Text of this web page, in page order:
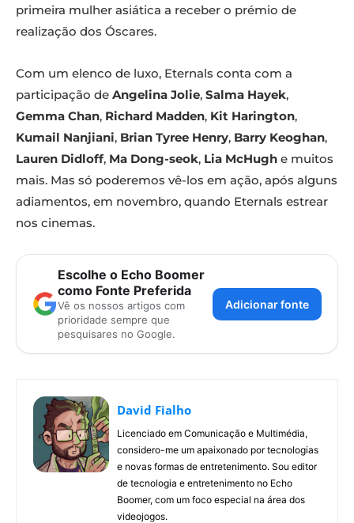
primeira mulher asiática a receber o prémio de
realização dos Óscares.
Com um elenco de luxo, Eternals conta com a
participação de Angelina Jolie, Salma Hayek,
Gemma Chan, Richard Madden, Kit Harington,
Kumail Nanjiani, Brian Tyree Henry, Barry Keoghan,
Lauren Didloff, Ma Dong-seok, Lia McHugh e muitos
mais. Mas só poderemos vê-los em ação, após alguns
adiamentos, em novembro, quando Eternals estrear
nos cinemas.
Escolhe o Echo Boomer
como Fonte Preferida
Vê os nossos artigos com
prioridade sempre que
pesquisares no Google.
Adicionar fonte
David Fialho
Licenciado em Comunicação e Multimédia,
considero-me um apaixonado por tecnologias
e novas formas de entretenimento. Sou editor
de tecnologia e entretenimento no Echo
Boomer, com um foco especial na área dos
videojogos.